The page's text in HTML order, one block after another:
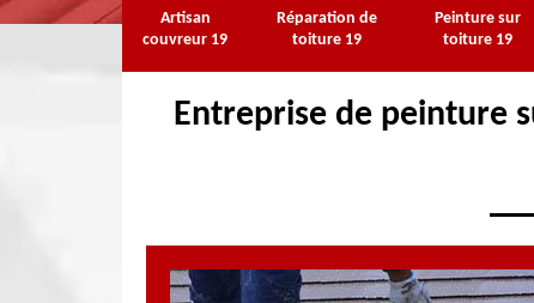
Artisan
couvreur 19
Réparation de
toiture 19
Peinture sur
toiture 19
Entreprise de peinture